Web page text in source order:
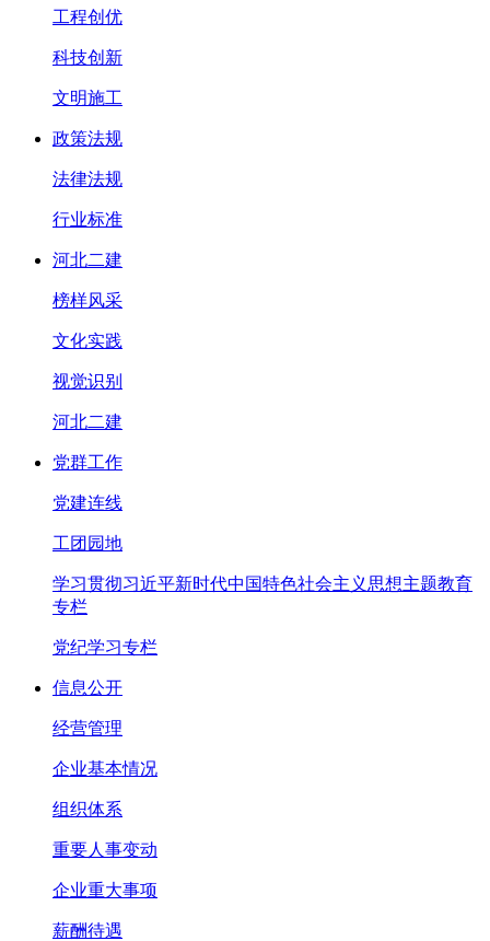
工程创优
科技创新
文明施工
政策法规
法律法规
行业标准
河北二建
榜样风采
文化实践
视觉识别
河北二建
党群工作
党建连线
工团园地
学习贯彻习近平新时代中国特色社会主义思想主题教育
专栏
党纪学习专栏
信息公开
经营管理
企业基本情况
组织体系
重要人事变动
企业重大事项
薪酬待遇